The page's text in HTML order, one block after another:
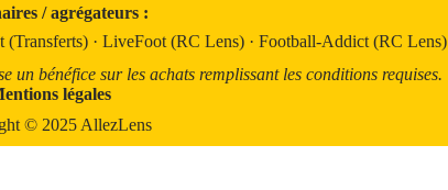
/ agrégateurs :
(Transferts) · LiveFoot (RC Lens) · Football-Addict (RC Lens)
un bénéfice sur les achats remplissant les conditions requises.
légales
© 2025 AllezLens